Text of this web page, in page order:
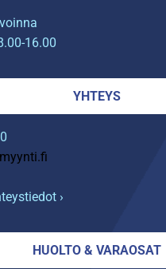
16.00
YHTEYS
›
HUOLTO & VARAOSAT